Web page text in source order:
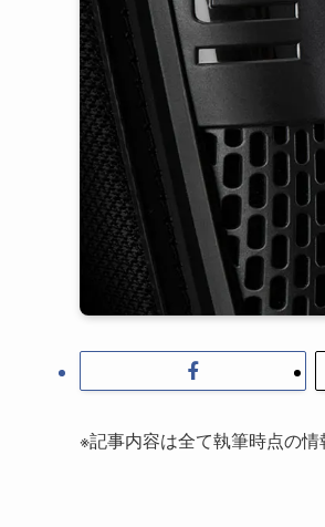
※記事内容は全て執筆時点の情